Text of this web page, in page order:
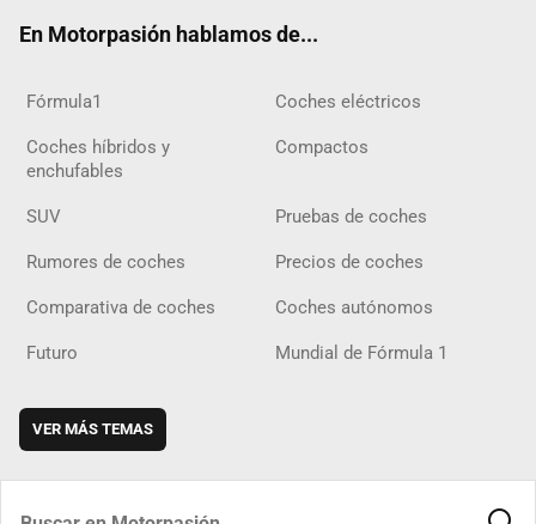
En Motorpasión hablamos de...
Fórmula1 Coches eléctricos
Coches híbridos y
enchufables
Compactos
SUV Pruebas de coches
Rumores de coches Precios de coches
Comparativa de coches Coches autónomos
Futuro Mundial de Fórmula 1
VER MÁS TEMAS